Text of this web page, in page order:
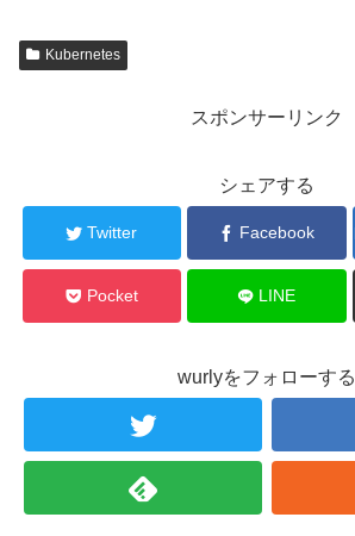
Kubernetes
スポンサーリンク
シェアする
Twitter Facebook
Pocket LINE
wurlyをフォローする